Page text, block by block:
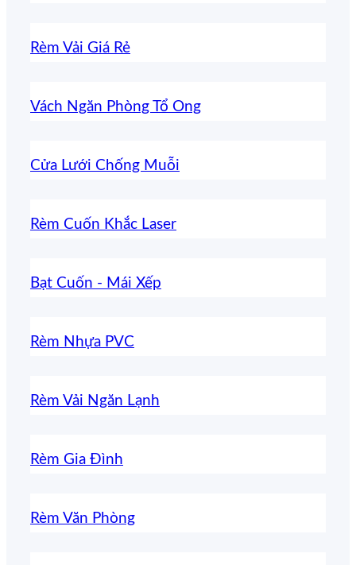
Rèm Vải Giá Rẻ
Vách Ngăn Phòng Tổ Ong
Cửa Lưới Chống Muỗi
Rèm Cuốn Khắc Laser
Bạt Cuốn - Mái Xếp
Rèm Nhựa PVC
Rèm Vải Ngăn Lạnh
Rèm Gia Đình
Rèm Văn Phòng